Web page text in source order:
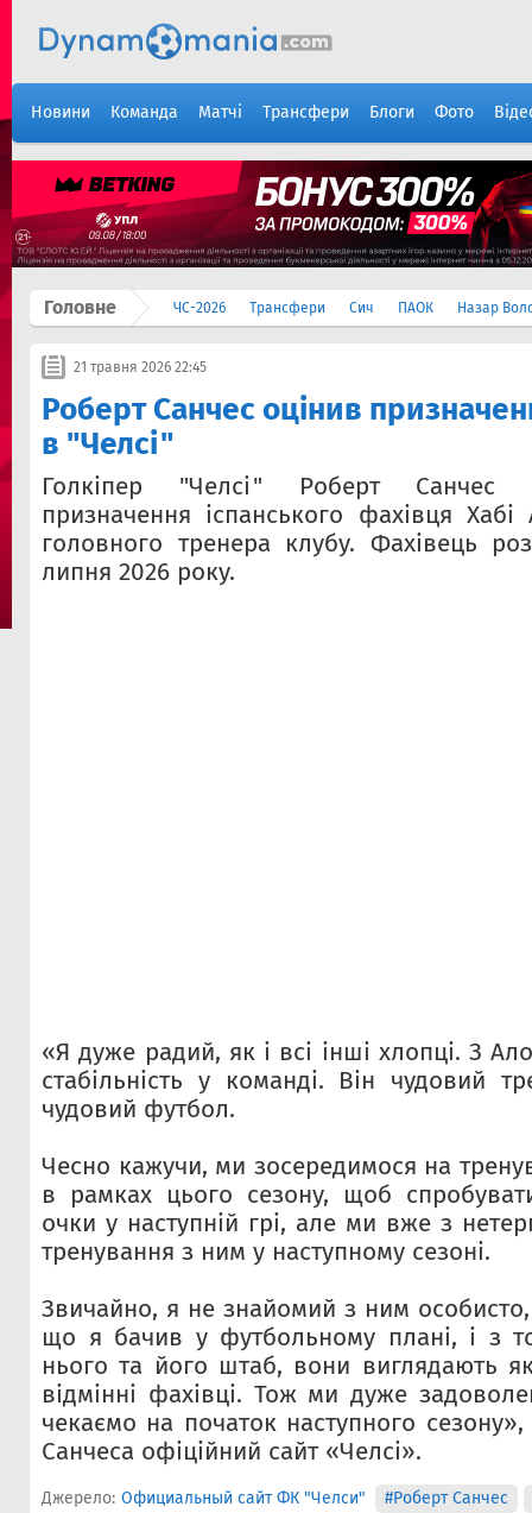
Новини Команда Матчі Трансфери Блоги Фото
Головне ЧС-2026 Трансфери Сич ПАОК Назар
21 травня 2026 22:45
Роберт Санчес оцінив
в "Челсі"
Голкіпер "Челсі" Роберт Санчес
призначення іспанського фахівця
головного тренера клубу. Фахівець
липня 2026 року.
«Я дуже радий, як і всі інші хлопці. З
стабільність у команді. Він чудовий
чудовий футбол.
Чесно кажучи, ми зосередимося на
в рамках цього сезону, щоб
очки у наступній грі, але ми вже з
тренування з ним у наступному сезоні.
Звичайно, я не знайомий з ним
що я бачив у футбольному плані, і з
нього та його штаб, вони виглядають
відмінні фахівці. Тож ми дуже
чекаємо на початок наступного
Санчеса офіційний сайт «Челсі».
Джерело: Официальный сайт ФК "Челси" #Роберт Санчес